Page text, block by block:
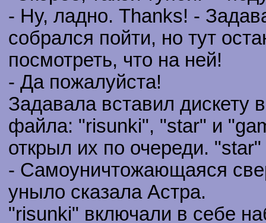
- Ну, ладно. Thanks! -
собрался пойти, но тут
посмотреть, что на ней!
- Да пожалуйста!
Задавала вставил дискету
файла: "risunki", "star" и
открыл их по очереди.
- Самоуничтожающаяся
уныло сказала Астра.
"risunki" включали в себе